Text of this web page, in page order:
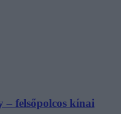
felsőpolcos kínai